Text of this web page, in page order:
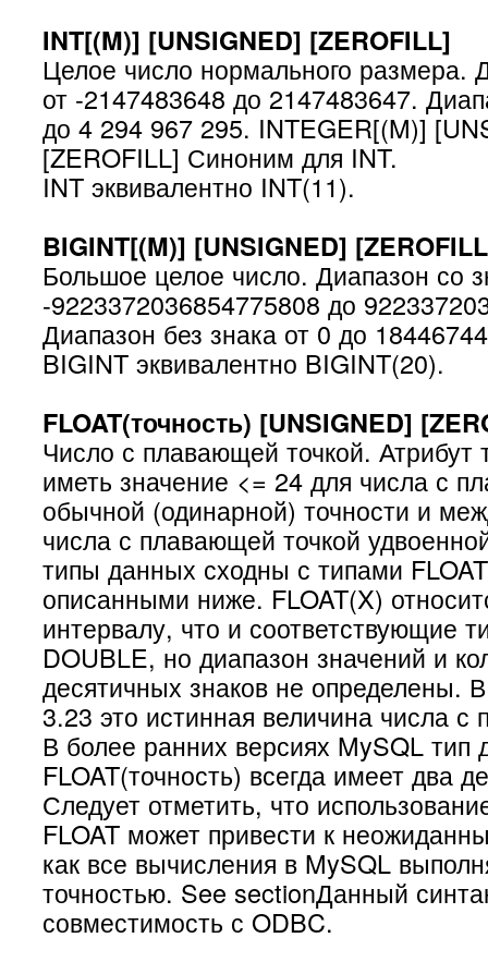
INT[(M)] [UNSIGNED] [ZEROFILL]
Целое число нормального размера.
от -2147483648 до 2147483647.
до 4 294 967 295. INTEGER[(M)]
[ZEROFILL] Синоним для INT.
INT эквивалентно INT(11).
BIGINT[(M)] [UNSIGNED]
Большое целое число. Диапазон со
-9223372036854775808 до
Диапазон без знака от 0 до
BIGINT эквивалентно BIGINT(20).
FLOAT(точность) [UNSIGNED]
Число с плавающей точкой. Атрибут
иметь значение <= 24 для числа с
обычной (одинарной) точности и
числа с плавающей точкой
типы данных сходны с типами
описанными ниже. FLOAT(X)
интервалу, что и соответствующие
DOUBLE, но диапазон значений и
десятичных знаков не определены.
3.23 это истинная величина числа
В более ранних версиях MySQL тип
FLOAT(точность) всегда имеет два
Следует отметить, что
FLOAT может привести к
как все вычисления в MySQL
точностью. See sectionДанный
совместимость с ODBC.